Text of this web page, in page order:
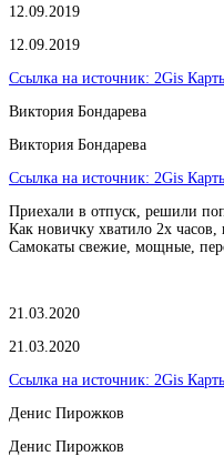
12.09.2019
12.09.2019
Ссылка на источник: 2Gis
Виктория Бондарева
Виктория Бондарева
Ссылка на источник: 2Gis
Приехали в отпуск, решили
Как новичку хватило 2х
Самокаты свежие, мощные,
21.03.2020
21.03.2020
Ссылка на источник: 2Gis
​Денис Пирожков
​Денис Пирожков